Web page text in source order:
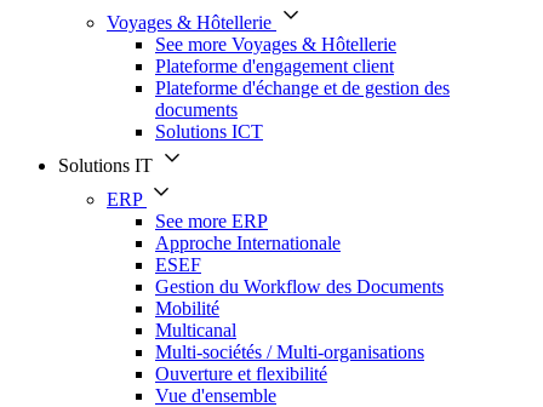
Voyages & Hôtellerie
See more Voyages & Hôtellerie
Plateforme d'engagement client
Plateforme d'échange et de gestion des
documents
Solutions ICT
Solutions IT
ERP
See more ERP
Approche Internationale
ESEF
Gestion du Workflow des Documents
Mobilité
Multicanal
Multi-sociétés / Multi-organisations
Ouverture et flexibilité
Vue d'ensemble